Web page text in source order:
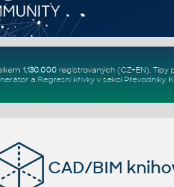
1.130.000registrovaných (CZ+EN). Tipy
a Regresní křivkyv sekci Převodníky.
CAD/BIM